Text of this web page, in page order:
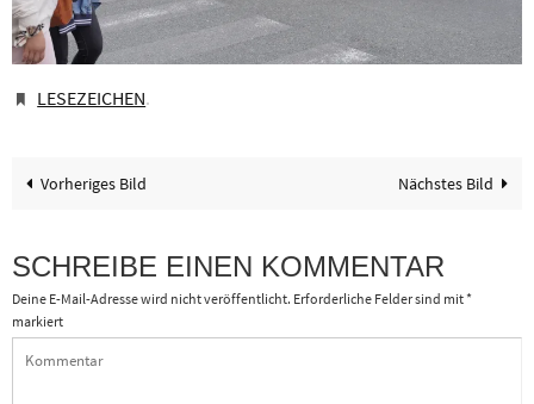
LESEZEICHEN.
Vorheriges Bild Nächstes Bild
SCHREIBE EINEN KOMMENTAR
Deine E-Mail-Adresse wird nicht veröffentlicht. Erforderliche Felder sind mit*
markiert